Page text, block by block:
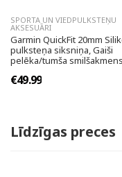
SPORTA UN VIEDPULKSTEŅU
AKSESUĀRI
Garmin QuickFit 20mm
pulksteņa siksniņa, Gaiši
pelēka/tumša
€49.99
Līdzīgas preces